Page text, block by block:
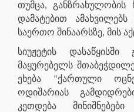
თუმცა, განზრახულობის
დამატებით ამახვილებს
საერთო შინაარსზე, მის
სიუჟეტის დასაწყისში
მაყურებელს
ეხება “ქართული
ოდიშარიას
კეთდება